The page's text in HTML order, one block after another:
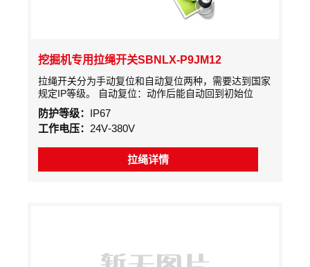
挖掘机专用拉绳开关SBNLX-P9JM12
拉绳开关分为手动复位和自动复位两种，需要达到国家
规定IP等级。 自动复位：动作后能自动回到初始位
置，但可能会造成误差启动。
防护等级： IP67
工作电压： 24V-380V
拉绳详情